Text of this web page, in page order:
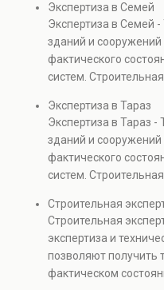
прочности
безопасности.
недвижимости,
объектов, а также
технических
Экспертиза в Семей
Экспертиза в Семей
зданий и
фактического
систем.
элементов и оценку
Услуга
капитальном
также при судебных
проверках.
Экспертиза в Тараз
Экспертиза в Тараз -
зданий и
фактического
систем.
элементов и оценку
Услуга
капитальном
также при судебных
проверках.
Строительная
Строительная
экспертиза и
позволяют
фактическом